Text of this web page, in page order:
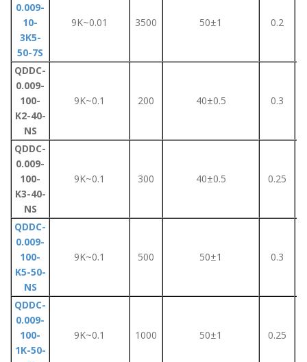
0.009-
10-
3K5-
50-7S
9K~0.01 3500 50±1 0.2
QDDC-
0.009-
100-
K2-40-
NS
9K~0.1 200 40±0.5 0.3
QDDC-
0.009-
100-
K3-40-
NS
9K~0.1 300 40±0.5 0.25
QDDC-
0.009-
100-
K5-50-
NS
9K~0.1 500 50±1 0.3
QDDC-
0.009-
100-
1K-50-
9K~0.1 1000 50±1 0.25